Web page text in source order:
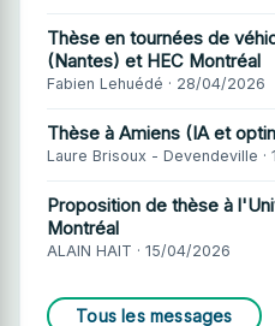
Thèse en tournées de
(Nantes) et HEC Montréal
Fabien Lehuédé · 28/04/2026
Thèse à Amiens (IA et
Laure Brisoux - Devendeville ·
Proposition de thèse à
Montréal
ALAIN HAIT · 15/04/2026
Tous les messages